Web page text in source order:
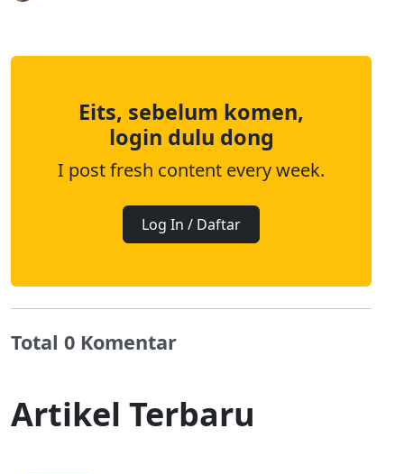
Eits, sebelum komen,
login dulu dong
I post fresh content every week.
Log In / Daftar
Total 0 Komentar
Artikel Terbaru